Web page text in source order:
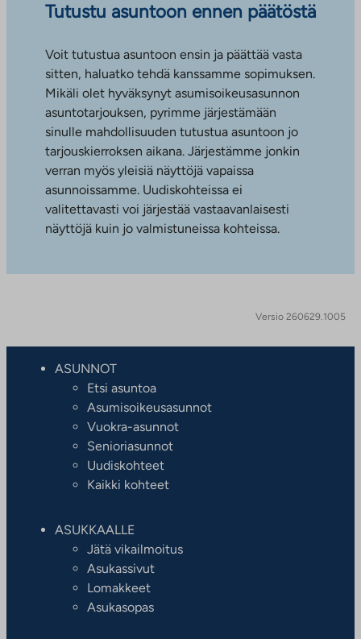
Tutustu asuntoon ennen päätöstä
Voit tutustua asuntoon ensin ja päättää vasta
sitten, haluatko tehdä kanssamme sopimuksen.
Mikäli olet hyväksynyt asumisoikeusasunnon
asuntotarjouksen, pyrimme järjestämään
sinulle mahdollisuuden tutustua asuntoon jo
tarjouskierroksen aikana. Järjestämme jonkin
verran myös yleisiä näyttöjä vapaissa
asunnoissamme. Uudiskohteissa ei
valitettavasti voi järjestää vastaavanlaisesti
näyttöjä kuin jo valmistuneissa kohteissa.
Versio 260629.1005
ASUNNOT
Etsi asuntoa
Asumisoikeusasunnot
Vuokra-asunnot
Senioriasunnot
Uudiskohteet
Kaikki kohteet
ASUKKAALLE
Jätä vikailmoitus
Asukassivut
Lomakkeet
Asukasopas